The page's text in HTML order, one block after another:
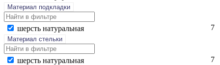
Материал подкладки
шерсть на­тураль­ная 7
Материал стельки
шерсть на­тураль­ная 7